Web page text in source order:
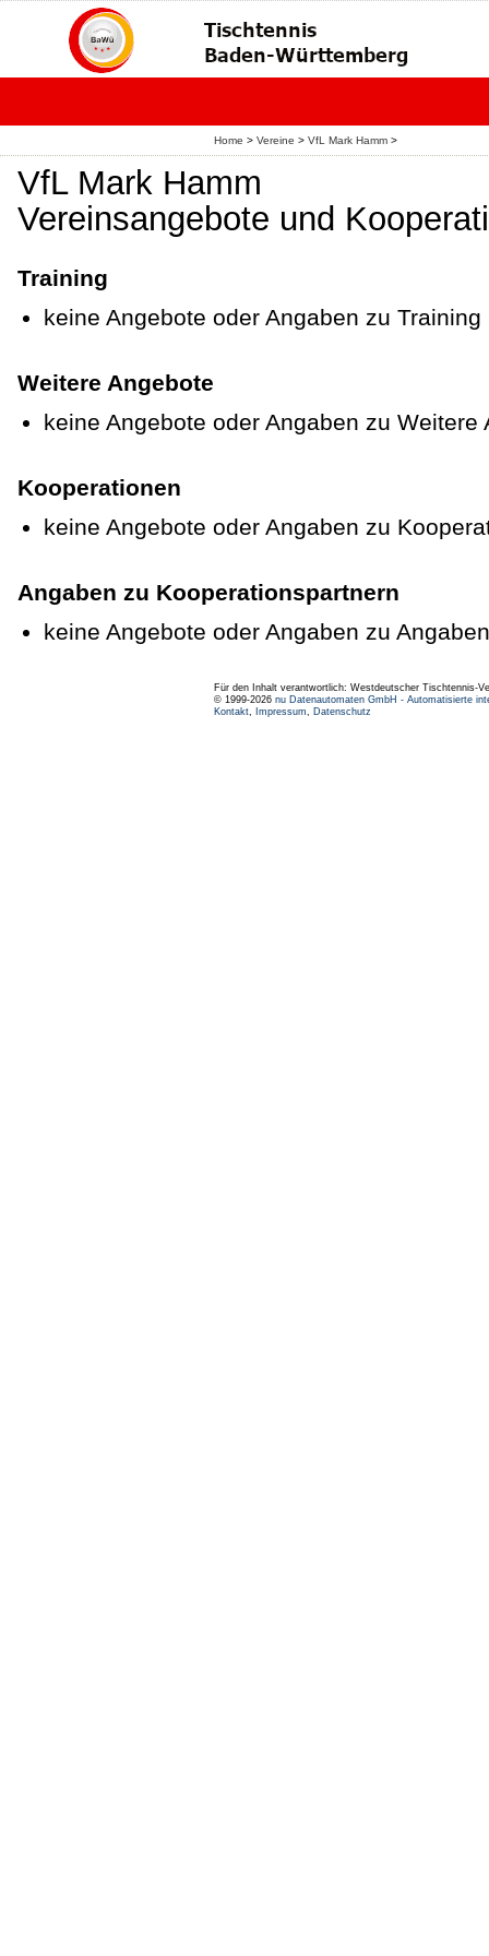
Home > Vereine > VfL Mark Hamm >
VfL Mark Hamm
Vereinsangebote und
Training
keine Angebote oder Angaben zu Training
Weitere Angebote
keine Angebote oder Angaben zu Weitere
Kooperationen
keine Angebote oder Angaben zu
Angaben zu Kooperationspartnern
keine Angebote oder Angaben zu
Für den Inhalt verantwortlich: Westdeutscher Tischtennis-
© 1999-2026 nu Datenautomaten GmbH - Automatisierte
Kontakt, Impressum, Datenschutz